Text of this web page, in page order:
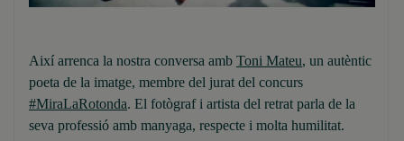
Així arrenca la nostra conversa amb Toni Mateu, un autèntic
poeta de la imatge, membre del jurat del concurs
#MiraLaRotonda. El fotògraf i artista del retrat parla de la
seva professió amb manyaga, respecte i molta humilitat.